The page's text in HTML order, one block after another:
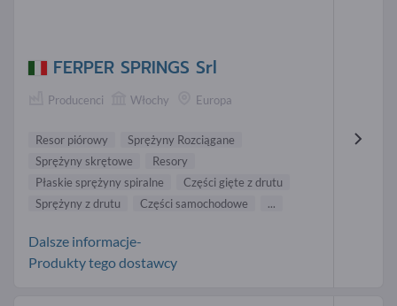
FERPER SPRINGS Srl
Producenci Włochy Europa
Resor piórowy
Sprężyny Rozciągane
Sprężyny skrętowe
Resory
Płaskie sprężyny spiralne
Części gięte z drutu
Sprężyny z drutu
Części samochodowe ...
Dalsze informacje-
Produkty tego dostawcy